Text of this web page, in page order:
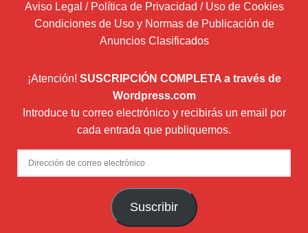
Aviso Legal / Política de Privacidad / Uso de Cookies
Condiciones de Uso y Normas de Publicación de
Anuncios Clasificados
¡Atención! SUSCRIPCIÓN COMPLETA a través de
Wordpress.com
Introduce tu correo electrónico y recibirás un email por
cada entrada que publiquemos.
Dirección
de
Suscribir